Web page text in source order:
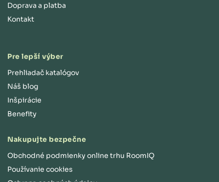
Doprava a platba
Kontakt
Pre lepší výber
Prehliadač katalógov
Náš blog
Inšpirácie
Benefity
Nakupujte bezpečne
Obchodné podmienky online trhu RoomIQ
Používanie cookies